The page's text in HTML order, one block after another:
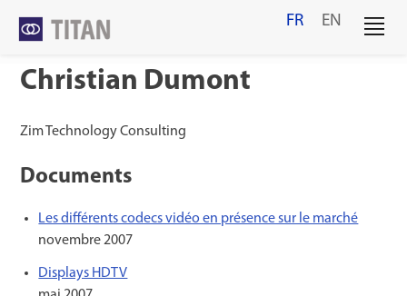
FR EN
Christian Dumont
Zim Technology Consulting
Documents
Les différents codecs vidéo en présence sur le marché
novembre 2007
Displays HDTV